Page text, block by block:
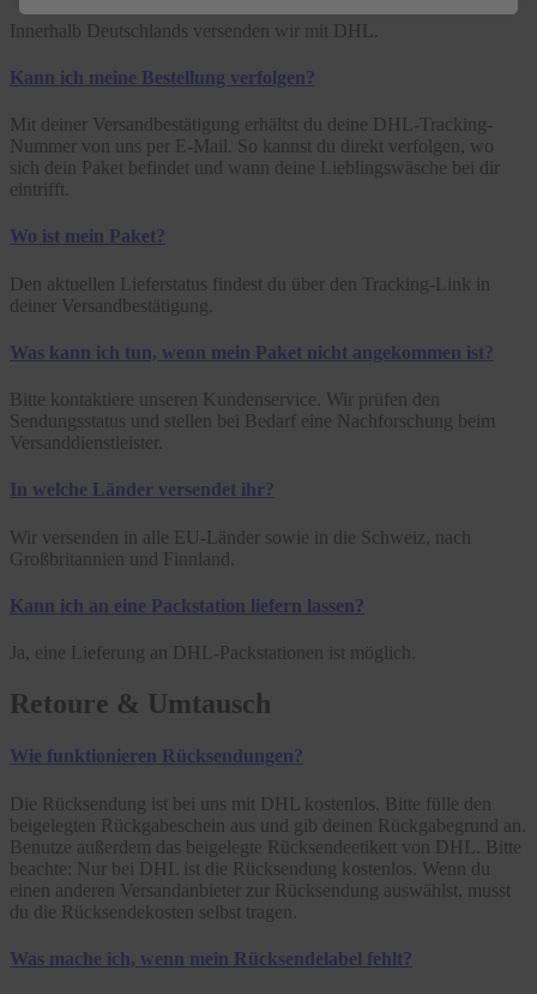
Innerhalb Deutschlands versenden wir mit DHL.
Kann ich meine Bestellung verfolgen?
Mit deiner Versandbestätigung erhältst du deine DHL-Tracking-
Nummer von uns per E-Mail. So kannst du direkt verfolgen, wo
sich dein Paket befindet und wann deine Lieblingswäsche bei dir
eintrifft.
Wo ist mein Paket?
Den aktuellen Lieferstatus findest du über den Tracking-Link in
deiner Versandbestätigung.
Was kann ich tun, wenn mein Paket nicht angekommen ist?
Bitte kontaktiere unseren Kundenservice. Wir prüfen den
Sendungsstatus und stellen bei Bedarf eine Nachforschung beim
Versanddienstleister.
In welche Länder versendet ihr?
Wir versenden in alle EU-Länder sowie in die Schweiz, nach
Großbritannien und Finnland.
Kann ich an eine Packstation liefern lassen?
Ja, eine Lieferung an DHL-Packstationen ist möglich.
Retoure & Umtausch
Wie funktionieren Rücksendungen?
Die Rücksendung ist bei uns mit DHL kostenlos. Bitte fülle den
beigelegten Rückgabeschein aus und gib deinen Rückgabegrund an.
Benutze außerdem das beigelegte Rücksendeetikett von DHL. Bitte
beachte: Nur bei DHL ist die Rücksendung kostenlos. Wenn du
einen anderen Versandanbieter zur Rücksendung auswählst, musst
du die Rücksendekosten selbst tragen.
Was mache ich, wenn mein Rücksendelabel fehlt?